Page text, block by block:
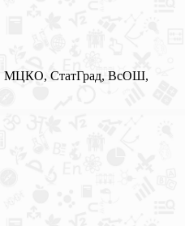
МЦКО, СтатГрад, ВсОШ,